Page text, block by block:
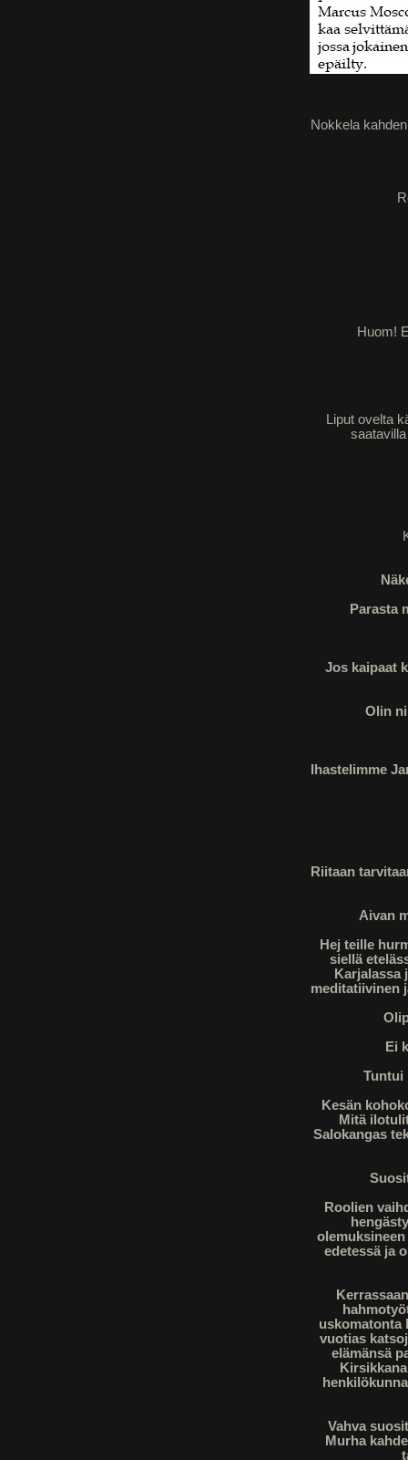
Nokkela
Huom!
Liput ovelta
Parasta
Jos kaipaat
Olin
Ihastelimme
Riitaan
Aivan
Hej teille
siellä
Karjalassa
meditatiivinen
Ei
Tuntui
Kesän
Mitä
Salokangas
Roolien
edetessä ja
uskomatonta
vuotias
elämänsä
Vahva
Murha